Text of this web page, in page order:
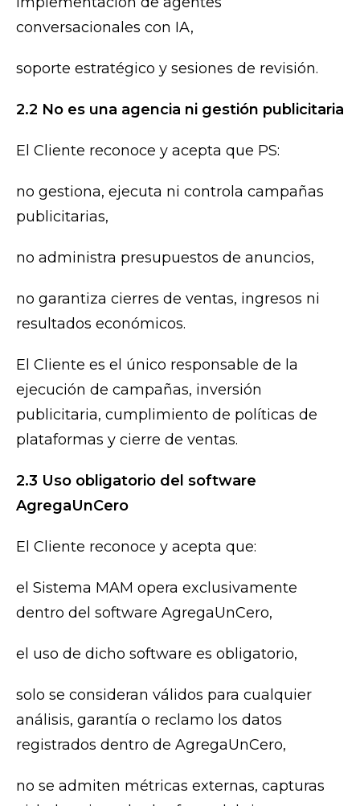
conversacionales con IA,
soporte estratégico y sesiones de revisión.
2.2 No es una agencia ni gestión publicitaria
El Cliente reconoce y acepta que PS:
no gestiona, ejecuta ni controla campañas
publicitarias,
no administra presupuestos de anuncios,
no garantiza cierres de ventas, ingresos ni
resultados económicos.
El Cliente es el único responsable de la
ejecución de campañas, inversión
publicitaria, cumplimiento de políticas de
plataformas y cierre de ventas.
2.3 Uso obligatorio del software
AgregaUnCero
El Cliente reconoce y acepta que:
el Sistema MAM opera exclusivamente
dentro del software AgregaUnCero,
el uso de dicho software es obligatorio,
solo se consideran válidos para cualquier
análisis, garantía o reclamo los datos
registrados dentro de AgregaUnCero,
no se admiten métricas externas, capturas